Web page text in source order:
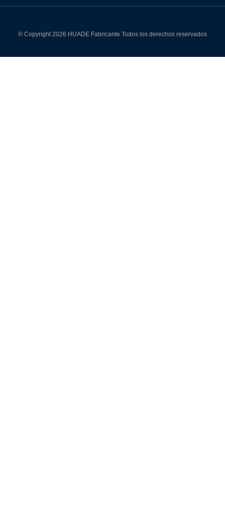
© Copyright 2026 HUADE Fabricante Todos los derechos reservados